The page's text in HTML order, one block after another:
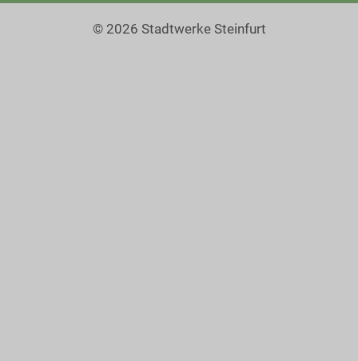
© 2026 Stadtwerke Steinfurt